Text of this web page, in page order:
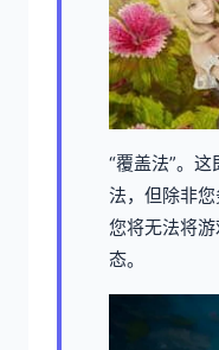
“覆盖法”。
法，但除非
您将无法将
态。